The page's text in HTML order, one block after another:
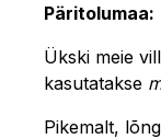
Päritolumaa:
Ükski meie
kasutatakse
Pikemalt,